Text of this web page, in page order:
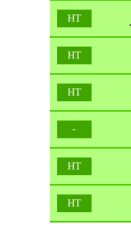
HT
HT
HT
-
HT
HT